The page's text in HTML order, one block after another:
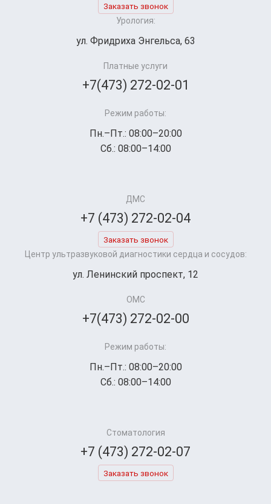
Заказать звонок
Урология:
ул. Фридриха Энгельса, 63
Платные услуги
+7(473) 272-02-01
Режим работы:
Пн.–Пт.: 08:00–20:00
Сб.: 08:00–14:00
ДМС
+7 (473) 272-02-04
Заказать звонок
Центр ультразвуковой диагностики сердца и сосудов:
ул. Ленинский проспект, 12
ОМС
+7(473) 272-02-00
Режим работы:
Пн.–Пт.: 08:00–20:00
Сб.: 08:00–14:00
Стоматология
+7 (473) 272-02-07
Заказать звонок